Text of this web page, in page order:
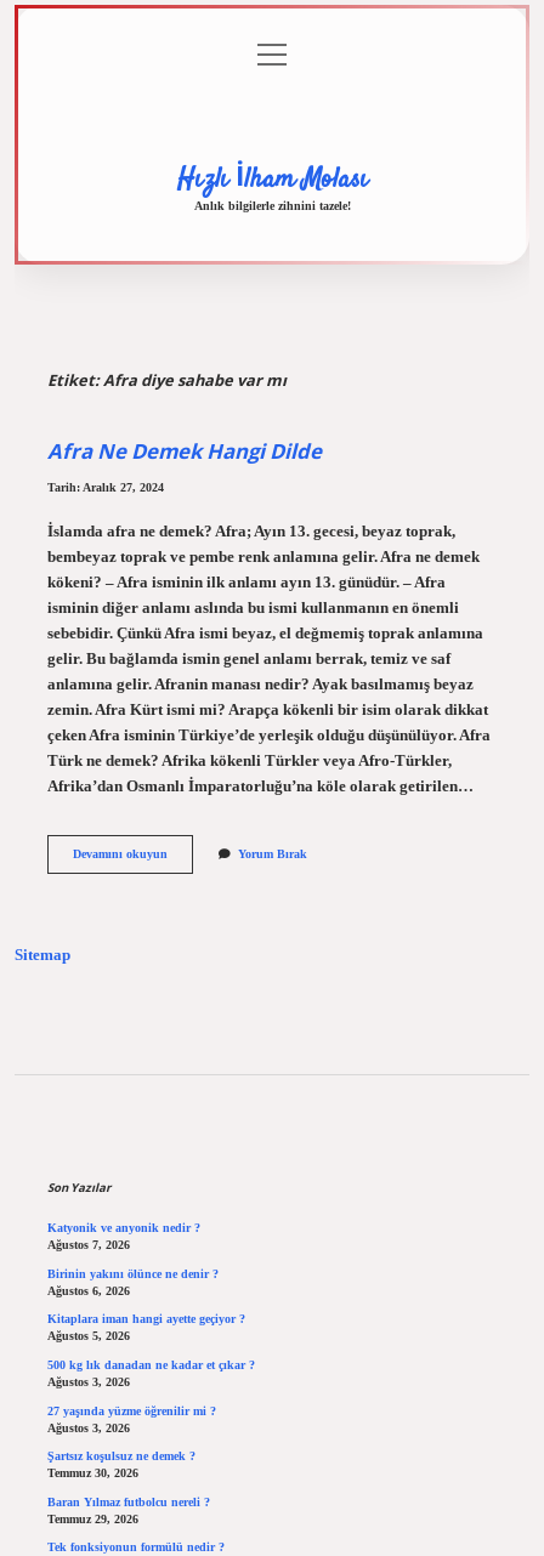
menüyü
aç
Hızlı İlham Molası
Anlık bilgilerle zihnini tazele!
Etiket:Afra diye sahabe var mı
Afra Ne Demek Hangi Dilde
Tarih: Aralık 27, 2024
İslamda afra ne demek? Afra; Ayın 13. gecesi, beyaz toprak,
bembeyaz toprak ve pembe renk anlamına gelir. Afra ne demek
kökeni? – Afra isminin ilk anlamı ayın 13. günüdür. – Afra
isminin diğer anlamı aslında bu ismi kullanmanın en önemli
sebebidir. Çünkü Afra ismi beyaz, el değmemiş toprak anlamına
gelir. Bu bağlamda ismin genel anlamı berrak, temiz ve saf
anlamına gelir. Afranin manası nedir? Ayak basılmamış beyaz
zemin. Afra Kürt ismi mi? Arapça kökenli bir isim olarak dikkat
çeken Afra isminin Türkiye’de yerleşik olduğu düşünülüyor. Afra
Türk ne demek? Afrika kökenli Türkler veya Afro-Türkler,
Afrika’dan Osmanlı İmparatorluğu’na köle olarak getirilen…
Devamını okuyunAfra
Yorum Bırak
Sitemap
Son Yazılar
Katyonik ve anyonik nedir ?
Ağustos 7, 2026
Birinin yakını ölünce ne denir ?
Ağustos 6, 2026
Kitaplara iman hangi ayette geçiyor ?
Ağustos 5, 2026
500 kg lık danadan ne kadar et çıkar ?
Ağustos 3, 2026
27 yaşında yüzme öğrenilir mi ?
Ağustos 3, 2026
Şartsız koşulsuz ne demek ?
Temmuz 30, 2026
Baran Yılmaz futbolcu nereli ?
Temmuz 29, 2026
Tek fonksiyonun formülü nedir ?